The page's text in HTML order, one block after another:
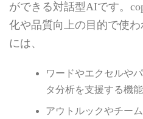
ができる対話型AIです。
化や品質向上の目的で使
には、
ワードやエクセルや
タ分析を支援する機能
アウトルックやチー